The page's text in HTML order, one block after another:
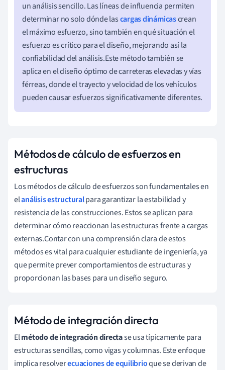
un análisis sencillo. Las líneas de influencia permiten
determinar no solo dónde lascargas dinámicascrean
el máximo esfuerzo, sino también en qué situación el
esfuerzo es crítico para el diseño, mejorando así la
confiabilidad del análisis.Este método también se
aplica en el diseño óptimo de carreteras elevadas y vías
férreas, donde el trayecto y velocidad de los vehículos
pueden causar esfuerzos significativamente diferentes.
Métodos de cálculo de esfuerzos en
estructuras
Los métodos de cálculo de esfuerzos son fundamentales en
elanálisis estructuralpara garantizar la estabilidad y
resistencia de las construcciones. Estos se aplican para
determinar cómo reaccionan las estructuras frente a cargas
externas.Contar con una comprensión clara de estos
métodos es vital para cualquier estudiante de ingeniería, ya
que permite prever comportamientos de estructuras y
proporcionan las bases para un diseño seguro.
Método de integración directa
Elmétodo de integración directase usa típicamente para
estructuras sencillas, como vigas y columnas. Este enfoque
implica resolverecuaciones de equilibrioque se derivan de